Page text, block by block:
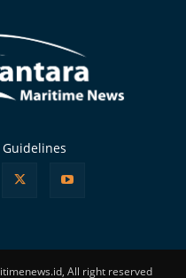
All right reserved